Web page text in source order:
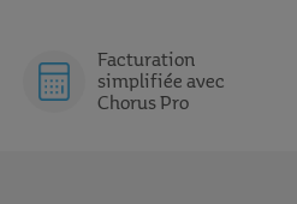
Facturation
simplifiée avec
Chorus Pro